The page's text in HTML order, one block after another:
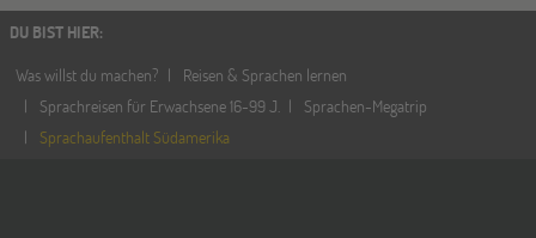
DU BIST HIER:
Was willst du machen?
Reisen & Sprachen lernen
Sprachreisen für Erwachsene 16-99 J.
Sprachen-Megatrip
Sprachaufenthalt Südamerika